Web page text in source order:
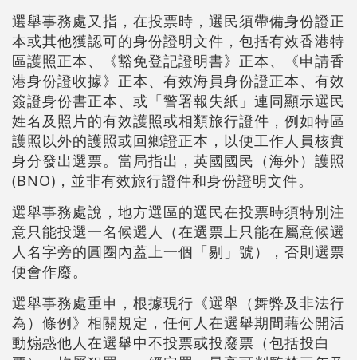
選舉事務處又指，在投票時，選民須帶備身份證正
本或其他獲認可的身份證明文件，包括有效香港特
區護照正本、《豁免登記證明書》正本、《申請香
港身份證收據》正本、有效海員身份證正本、有效
簽證身份書正本、或「警署報失紙」連同顯示選民
姓名及照片的有效護照或相類旅行證件，例如特區
護照以外的護照或回鄉證正本，以便工作人員核實
身分發出選票。當局指出，英國國民（海外）護照
(BNO)，並非有效旅行證件和身份證明文件。
選舉事務處說，地方選區的選民在投票時須特別注
意只能投選一名候選人（在選票上只能在屬意候選
人名字旁的圓圈內蓋上一個「剔」號），否則選票
便會作廢。
選舉事務處重申，根據現行《選舉（舞弊及非法行
為）條例》相關規定，任何人在選舉期間藉公開活
動煽惑他人在選舉中不投票或投廢票（包括投白